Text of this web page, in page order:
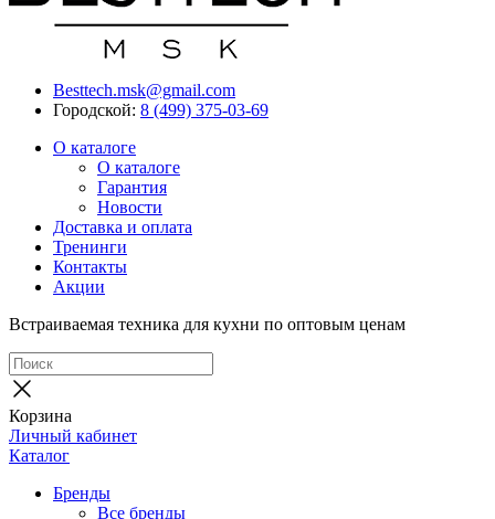
Besttech.msk@gmail.com
Городской: 8 (499) 375-03-69
О каталоге
О каталоге
Гарантия
Новости
Доставка и оплата
Тренинги
Контакты
Акции
Встраиваемая техника для кухни по оптовым ценам
Корзина
Личный кабинет
Каталог
Бренды
Все бренды